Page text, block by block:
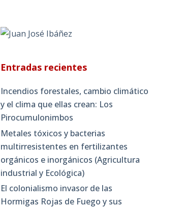
Entradas recientes
Incendios forestales, cambio climático
y el clima que ellas crean: Los
Pirocumulonimbos
Metales tóxicos y bacterias
multirresistentes en fertilizantes
orgánicos e inorgánicos (Agricultura
industrial y Ecológica)
El colonialismo invasor de las
Hormigas Rojas de Fuego y sus